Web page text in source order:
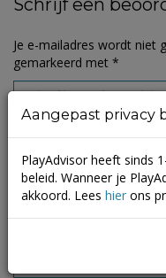
Schrijf een
Je e-mailadres wordt niet
gemarkeerd met *
Aangepast privacy
PlayAdvisor heeft sinds
beleid. Wanneer je
akkoord. Lees hier ons